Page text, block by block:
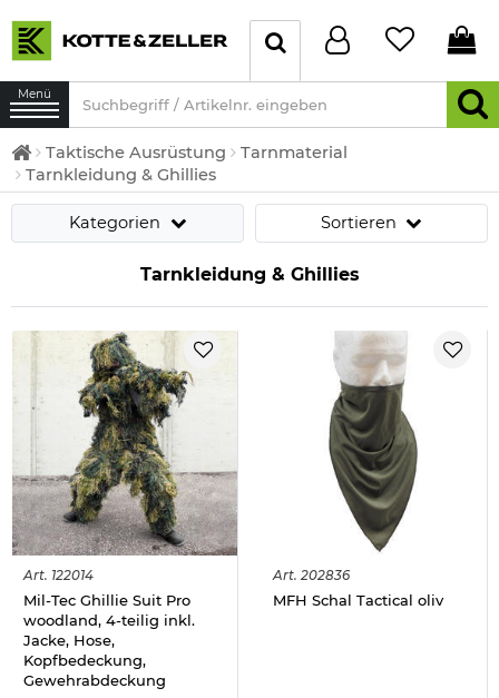
Menü
Taktische Ausrüstung
Tarnmaterial
Tarnkleidung & Ghillies
Kategorien Sortieren
Tarnkleidung & Ghillies
Art. 122014
Mil-Tec Ghillie Suit Pro
woodland, 4-teilig inkl.
Jacke, Hose,
Kopfbedeckung,
Gewehrabdeckung
Art. 202836
MFH Schal Tactical oliv